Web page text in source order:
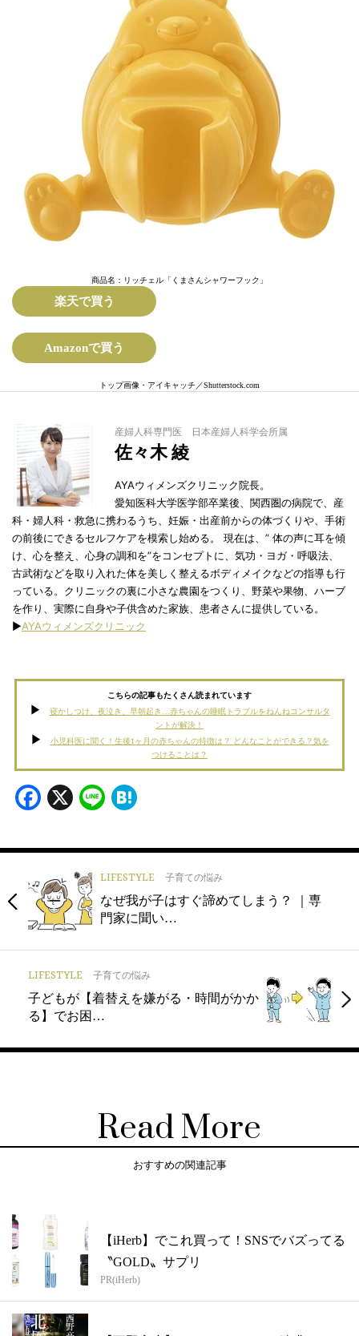
商品名：リッチェル「くまさんシャワーフック」
楽天で買う
Amazonで買う
トップ画像・アイキャッチ／Shutterstock.com
産婦人科専門医 日本産婦人科学会所属
佐々木 綾
AYAウィメンズクリニック院長。
愛知医科大学医学部卒業後、関西圏の病院で、産
科・婦人科・救急に携わるうち、妊娠・出産前からの体づくりや、手術
の前後にできるセルフケアを模索し始める。 現在は、” 体の声に耳を傾
け、心を整え、心身の調和を”をコンセプトに、気功・ヨガ・呼吸法、
古武術などを取り入れた体を美しく整えるボディメイクなどの指導も行
っている。クリニックの裏に小さな農園をつくり、野菜や果物、ハーブ
を作り、実際に自身や子供含めた家族、患者さんに提供している。
▶︎AYAウィメンズクリニック
こちらの記事もたくさん読まれています
寝かしつけ、夜泣き、早朝起き…赤ちゃんの睡眠トラブルをねんねコンサルタ
ントが解決！
小児科医に聞く！生後1ヶ月の赤ちゃんの特徴は？ どんなことができる？気を
つけることは？
Facebook
X Line
LIFESTYLE 子育ての悩み
なぜ我が子はすぐ諦めてしまう？ ｜専
門家に聞い…
LIFESTYLE 子育ての悩み
子どもが【着替えを嫌がる・時間がかか
る】でお困…
Read More
おすすめの関連記事
【iHerb】でこれ買って！SNSでバズってる
〝GOLD〟サプリ
PR(iHerb)